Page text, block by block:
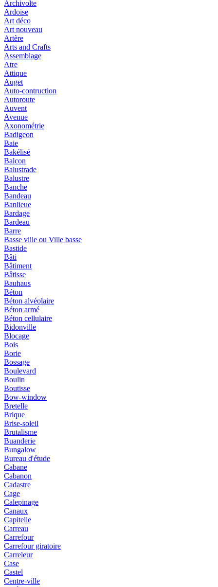
Archivolte
Ardoise
Art déco
Art nouveau
Artère
Arts and Crafts
Assemblage
Atre
Attique
Auget
Auto-contruction
Autoroute
Auvent
Avenue
Axonométrie
Badigeon
Baie
Bakélisé
Balcon
Balustrade
Balustre
Banche
Bandeau
Banlieue
Bardage
Bardeau
Barre
Basse ville ou Ville basse
Bastide
Bâti
Bâtiment
Bâtisse
Bauhaus
Béton
Béton alvéolaire
Béton armé
Béton cellulaire
Bidonville
Blocage
Bois
Borie
Bossage
Boulevard
Boulin
Boutisse
Bow-window
Bretelle
Brique
Brise-soleil
Brutalisme
Buanderie
Bungalow
Bureau d'étude
Cabane
Cabanon
Cadastre
Cage
Calepinage
Canaux
Capitelle
Carreau
Carrefour
Carrefour giratoire
Carreleur
Case
Castel
Centre-ville